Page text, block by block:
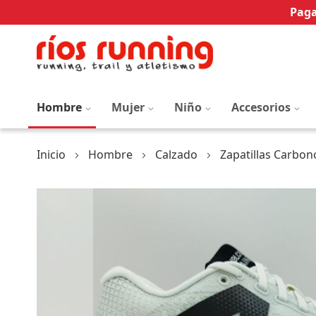
Hombre Mujer Niño Accesorios
Inicio Hombre Calzado Zapatillas
Saltar